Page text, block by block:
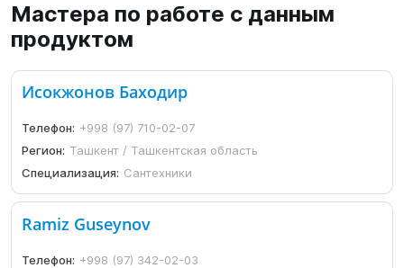
Мастера по работе с данным
продуктом
Исокжонов Баходир
Телефон: +998 (97) 710-02-07
Регион: Ташкент / Ташкентская область
Специализация: Сантехники
Ramiz Guseynov
Телефон: +998 (97) 342-02-03